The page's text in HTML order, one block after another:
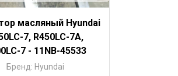
масляный Hyundai
7, R450LC-7A,
7 - 11NB-45533
Бренд: Hyundai